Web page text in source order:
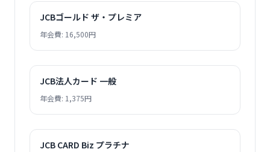
JCBゴールド ザ・プレミア
年会費: 16,500円
JCB法人カード 一般
年会費: 1,375円
JCB CARD Biz プラチナ